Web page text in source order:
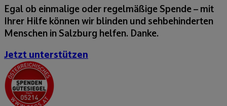
Egal ob einmalige oder regelmäßige Spende – mit
Ihrer Hilfe können wir blinden und sehbehinderten
Menschen in Salzburg helfen. Danke.
Jetzt unterstützen